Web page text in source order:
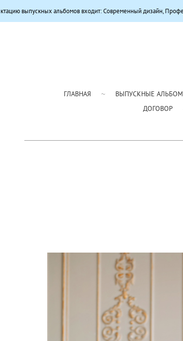
ГЛАВНАЯ ВЫПУСКНЫЕ
ДОГОВОР
альбомов входит: Современный дизайн, Профессиональная